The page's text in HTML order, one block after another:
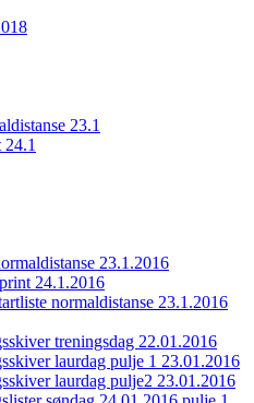
23.1
23.1.2016
24.1.2016
normaldistanse 23.1.2016
treningsdag 22.01.2016
laurdag pulje 1 23.01.2016
laurdag pulje2 23.01.2016